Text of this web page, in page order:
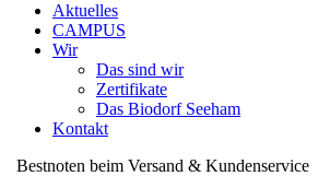
Aktuelles
CAMPUS
Wir
Das sind wir
Zertifikate
Das Biodorf Seeham
Kontakt
Bestnoten beim Versand & Kundenservice